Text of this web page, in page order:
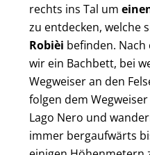
rechts ins Tal um
zu entdecken, welche
Robièi befinden.
wir ein Bachbett, bei
Wegweiser an den
folgen dem
Lago Nero und
immer bergaufwärts